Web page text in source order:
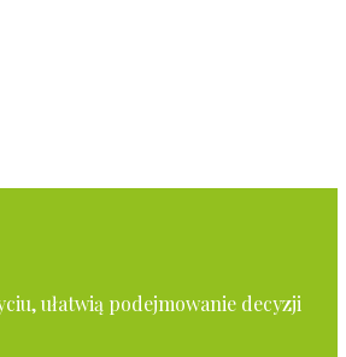
ułatwią podejmowanie decyzji